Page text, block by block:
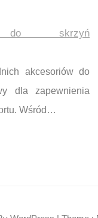
do skrzyń
akcesoriów do
dla zapewnienia
Wśród…